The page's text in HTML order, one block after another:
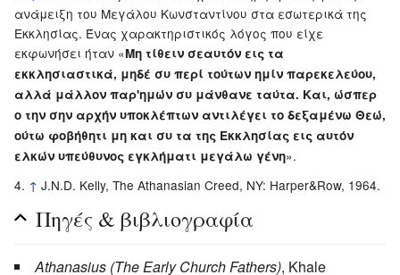
ανάμειξη του Μεγάλου Κωνσταντίνου στα εσωτερικά της
Εκκλησίας. Ένας χαρακτηριστικός λόγος που είχε
εκφωνήσει ήταν «Μη τίθειν σεαυτόν εις τα
εκκλησιαστικά, μηδέ συ περί τούτων ημίν παρεκελεύου,
αλλά μάλλον παρ'ημών συ μάνθανε ταύτα. Και, ώσπερ
ο την σην αρχήν υποκλέπτων αντιλέγει το δεξαμένω Θεώ,
ούτω φοβήθητι μη και συ τα της Εκκλησίας εις αυτόν
ελκών υπεύθυνος εγκλήματι μεγάλω γένη».
↑ J.N.D. Kelly, The Athanasian Creed, NY: Harper&Row, 1964.
Πηγές & βιβλιογραφία
Athanasius (The Early Church Fathers), Khale